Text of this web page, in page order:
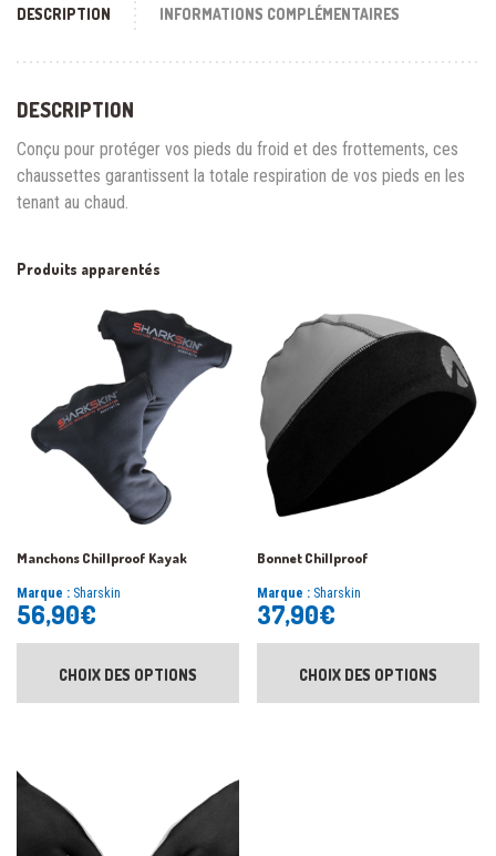
DESCRIPTION INFORMATIONS COMPLÉMENTAIRES
DESCRIPTION
Conçu pour protéger vos pieds du froid et des frottements, ces
chaussettes garantissent la totale respiration de vos pieds en les
tenant au chaud.
Produits apparentés
Manchons Chillproof Kayak
Marque : Sharskin
56,90€
CHOIX DES OPTIONS
Bonnet Chillproof
Marque : Sharskin
37,90€
CHOIX DES OPTIONS